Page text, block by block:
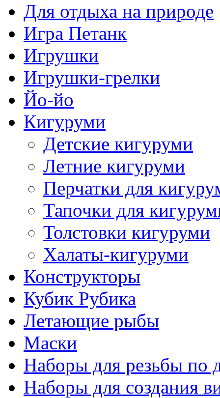
Для отдыха на природе
Игра Петанк
Игрушки
Игрушки-грелки
Йо-йо
Кигуруми
Детские кигуруми
Летние кигуруми
Перчатки для
Тапочки для
Толстовки кигуруми
Халаты-кигуруми
Конструкторы
Кубик Рубика
Летающие рыбы
Маски
Наборы для резьбы по
Наборы для создания